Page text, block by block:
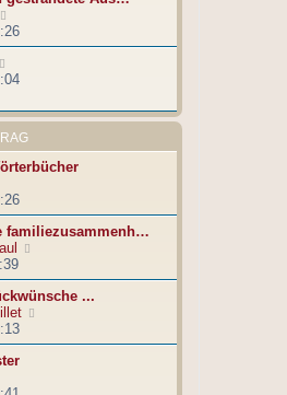
i
t
a
t
e
r
B
e
t
r
a
g
e
u
s
e
B
e
i
t
r
a
g
e
e
s
t
e
r
B
e
i
t
r
a
g
familiezusammenh…
u
e
e
...
u